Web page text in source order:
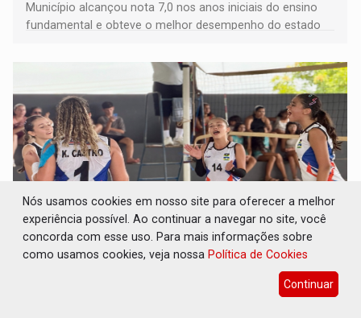
Município alcançou nota 7,0 nos anos iniciais do ensino
fundamental e obteve o melhor desempenho do estado
COMPETIÇÕES: Joer 2026 inicia fases
Nós usamos cookies em nosso site para oferecer a melhor
experiência possível. Ao continuar a navegar no site, você
concorda com esse uso. Para mais informações sobre
como usamos cookies, veja nossa Política de Cookies
Continuar